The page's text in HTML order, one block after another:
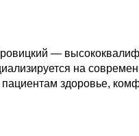
—
на
здоровье,